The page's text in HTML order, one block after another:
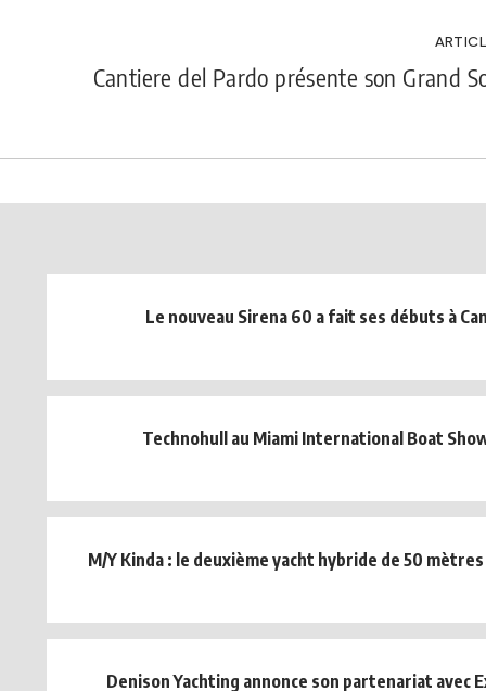
Cantiere del Pardo présente son Grand
Le nouveau Sirena 60 a fait ses débuts à
Technohull au Miami International Boat
M/Y Kinda : le deuxième yacht hybride de 50
Denison Yachting annonce son partenariat avec